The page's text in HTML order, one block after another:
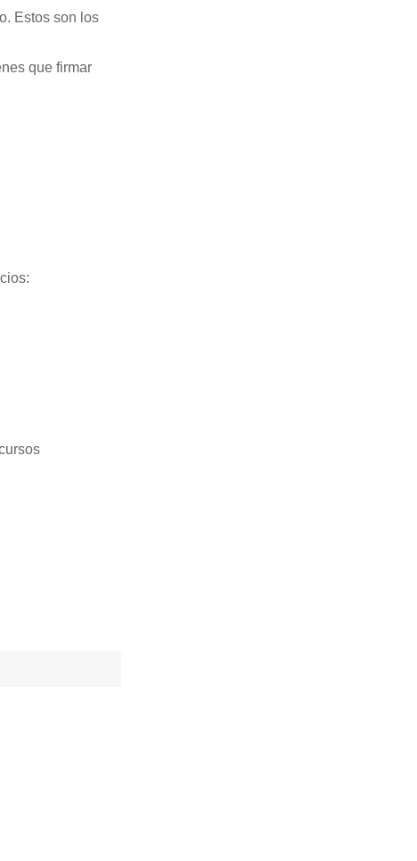
Estos son los
que firmar